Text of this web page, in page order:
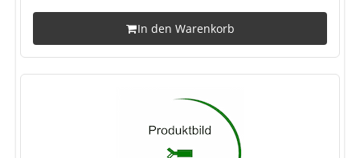
In den Warenkorb